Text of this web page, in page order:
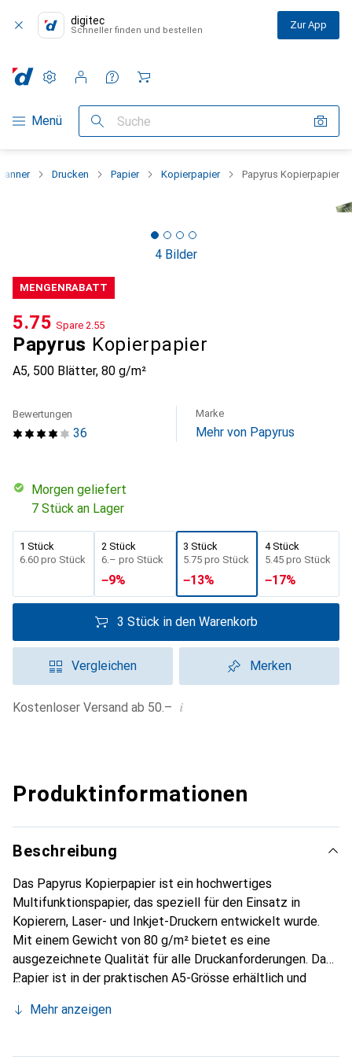
digitec
Schneller finden und bestellen Zur App
Navigation nach Kategorien
Menü Suche
Einstellungen
Kundenkonto
Vergleichslisten
Merklisten
Warenkorb
Drucken Papier Kopierpapier Papyrus Kopierpapier
4 Bilder
MENGENRABATT
Papyrus Kopierpapier
A5, 500 Blätter, 80 g/m²
CHF
5.75 Spare CHF
2.55
36
Bewertungen Marke
Mehr von Papyrus
morgen geliefert
7 Stück an Lager
1 Stück
CHF
6.60 pro Stück
2 Stück
CHF
6.– pro Stück
−9%
3 Stück
CHF
5.75 pro Stück
−13%
4 Stück
CHF
5.45 pro Stück
−17%
3 Stück in den Warenkorb
Vergleichen Merken
Kostenloser Versand ab 50.– i
Produktinformationen
Beschreibung
Das Papyrus Kopierpapier ist ein hochwertiges
Multifunktionspapier, das speziell für den Einsatz in
Kopierern, Laser- und Inkjet-Druckern entwickelt wurde.
Mit einem Gewicht von 80 g/m² bietet es eine
ausgezeichnete Qualität für alle Druckanforderungen. Das
Papier ist in der praktischen A5-Grösse erhältlich und
durch seine hohe Opazität und einen Weissgrad von 170
führt. Zudem ist das Papier FSC-zertifiziert und erfüllt die
Mehr anzeigen